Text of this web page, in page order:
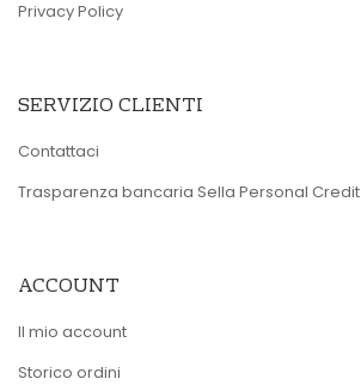
Privacy Policy
SERVIZIO CLIENTI
Contattaci
Trasparenza bancaria Sella Personal Credit
ACCOUNT
Il mio account
Storico ordini